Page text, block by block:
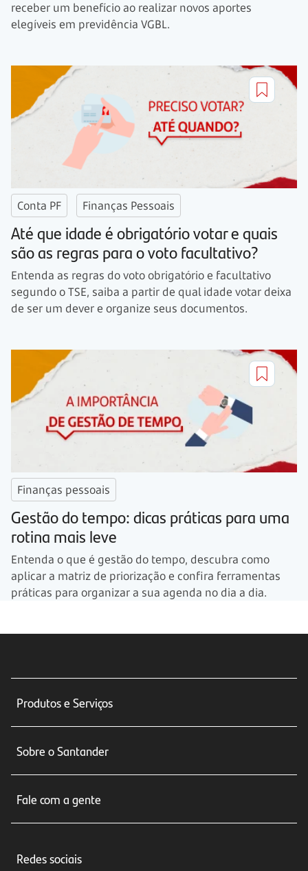
receber um benefício ao realizar novos aportes
elegíveis em previdência VGBL.
Conta PF Finanças Pessoais
Até que idade é obrigatório votar e quais
são as regras para o voto facultativo?
Entenda as regras do voto obrigatório e facultativo
segundo o TSE, saiba a partir de qual idade votar deixa
de ser um dever e organize seus documentos.
Finanças pessoais
Gestão do tempo: dicas práticas para uma
rotina mais leve
Entenda o que é gestão do tempo, descubra como
aplicar a matriz de priorização e confira ferramentas
práticas para organizar a sua agenda no dia a dia.
Produtos e Serviços
Seguros
Crédito e Financiamentos
Investimentos
Sobre o Santander
Fale com a gente
Central de Renegociação
Redes sociais